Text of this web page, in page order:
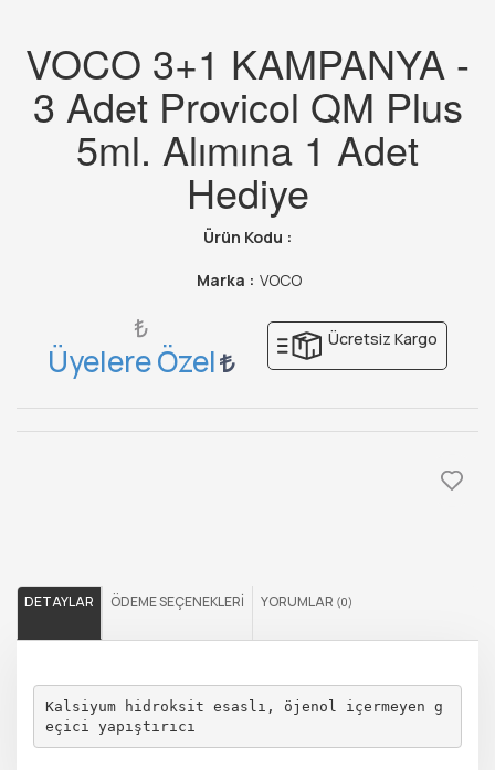
VOCO 3+1 KAMPANYA -
3 Adet Provicol QM Plus
5ml. Alımına 1 Adet
Hediye
Ürün Kodu :
Marka : VOCO
₺
Üyelere Özel
Ücretsiz Kargo
DETAYLAR ÖDEME SEÇENEKLERI YORUMLAR (0)
Kalsiyum hidroksit esaslı, öjenol içermeyen g
eçici yapıştırıcı